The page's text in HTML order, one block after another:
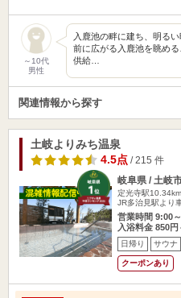
～10代
男性
入鹿池の畔に建ち、明る
前に広がる入鹿池を眺め
供給…
関連情報から探す
土岐よりみち温泉
4.5点/ 215 件
岐阜県 / 土岐
定光寺駅10.34km
JR多治見駅より
営業時間 9:00
入浴料金 850円
日帰り サウナ
クーポンあり